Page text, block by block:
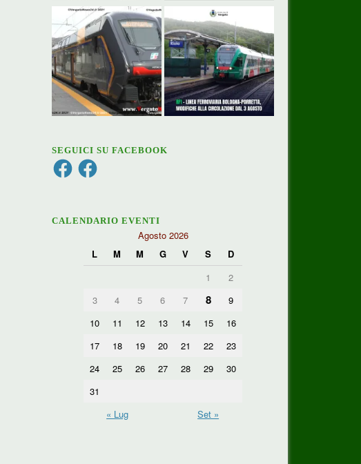
SEGUICI SU FACEBOOK
FacebookFacebook
CALENDARIO EVENTI
Agosto 2026
L
M M G V S
D
1
2
3
4 5 6 7 8
9
10
11 12 13 14 15
16
17
18 19 20 21 22
23
24
25 26 27 28 29
30
31
« Lug
Set »